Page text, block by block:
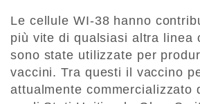
Le cellule WI-38 hanno
più vite di qualsiasi altra linea
sono state utilizzate per
vaccini. Tra questi il vaccino
attualmente commercializzato